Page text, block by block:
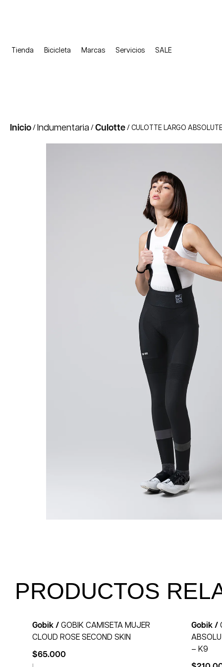
Tienda Bicicleta Marcas Servicios SALE
Inicio / Indumentaria / Culotte / CULOTTE LARGO
PRODUCTOS
Gobik / GOBIK CAMISETA MUJER
CLOUD ROSE SECOND SKIN
$65.000
Gobik /
– K9